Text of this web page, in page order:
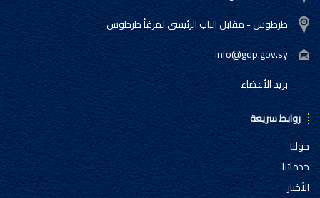
طرطوس - مقابل الباب الرئيسي لمرفأ طرطوس
info@gdp.gov.sy
بريد الأعضاء
روابط سريعة
حولنا
خدماتنا
الأخبار